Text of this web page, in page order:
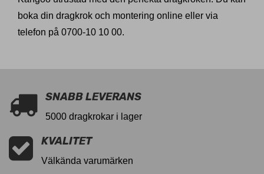
boka din dragkrok och montering online eller via
telefon på 0700-10 10 00.
SNABB LEVERANS
5000 dragkrokar i lager
KVALITET
Välkända varumärken